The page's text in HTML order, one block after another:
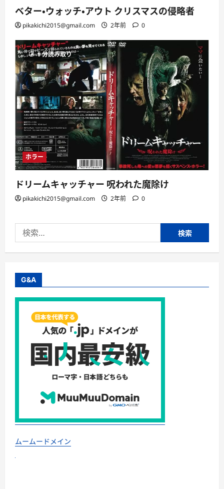
ベター・ウォッチ・アウト クリスマスの侵略者
pikakichi2015@gmail.com 2年前 0
1 分読み取り
ホラー
ドリームキャッチャー 呪われた魔除け
pikakichi2015@gmail.com 2年前 0
索:
G&A
ムームードメイン